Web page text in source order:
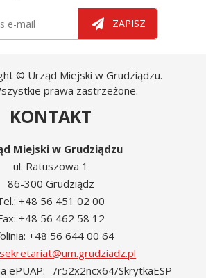
ZAPISZ
© Urząd Miejski w Grudziądzu.
prawa zastrzeżone.
KONTAKT
Miejski w Grudziądzu
ul. Ratuszowa 1
86-300 Grudziądz
+48 56 451 02 00
+48 56 462 58 12
+48 56 644 00 64
sekretariat@um.grudziadz.pl
ePUAP: /r52x2ncx64/SkrytkaESP